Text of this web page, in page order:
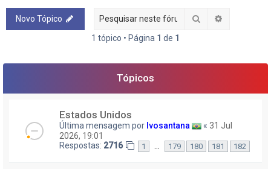
Novo Tópico Pesquisar
1 tópico • Página 1 de 1
Tópicos
Estados Unidos
Última mensagem por Ivosantana « 31 Jul
2026, 19:01
Respostas: 2716 1 179 180 181 182